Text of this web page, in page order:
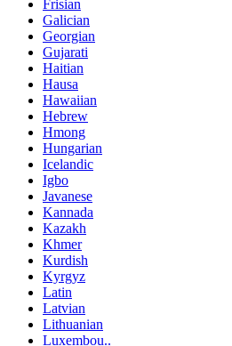
Frisian
Galician
Georgian
Gujarati
Haitian
Hausa
Hawaiian
Hebrew
Hmong
Hungarian
Icelandic
Igbo
Javanese
Kannada
Kazakh
Khmer
Kurdish
Kyrgyz
Latin
Latvian
Lithuanian
Luxembou..